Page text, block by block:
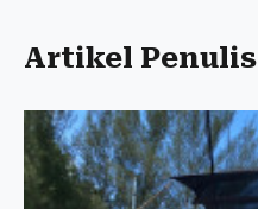
Artikel Penulis